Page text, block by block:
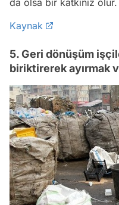
da olsa bir katkınız olur.
Kaynak
5. Geri dönüşüm
biriktirerek ayırmak